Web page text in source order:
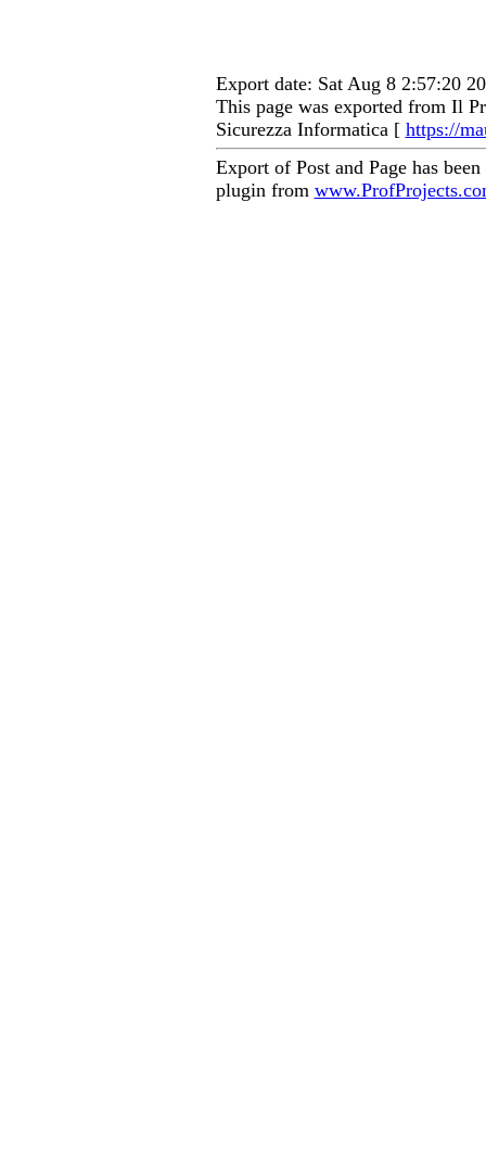
Export date: Sat Aug 8 2:57:20
This page was exported from Il
Sicurezza Informatica [ https://
Export of Post and Page has
plugin from